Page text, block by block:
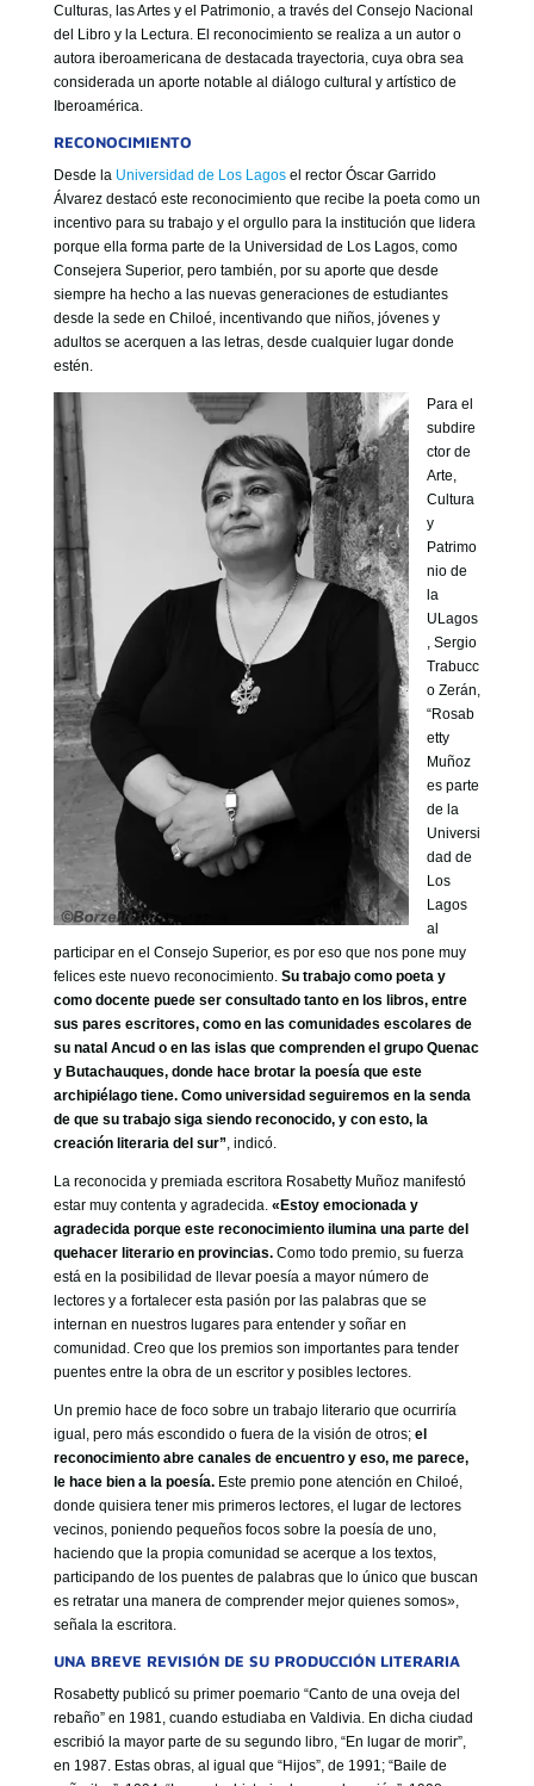
Culturas, las Artes y el Patrimonio, a través del Consejo Nacional
del Libro y la Lectura. El reconocimiento se realiza a un autor o
autora iberoamericana de destacada trayectoria, cuya obra sea
considerada un aporte notable al diálogo cultural y artístico de
Iberoamérica.
RECONOCIMIENTO
Desde la Universidad de Los Lagosel rector Óscar Garrido
Álvarez destacó este reconocimiento que recibe la poeta como un
incentivo para su trabajo y el orgullo para la institución que lidera
porque ella forma parte de la Universidad de Los Lagos, como
Consejera Superior, pero también, por su aporte que desde
siempre ha hecho a las nuevas generaciones de estudiantes
desde la sede en Chiloé, incentivando que niños, jóvenes y
adultos se acerquen a las letras, desde cualquier lugar donde
estén.
Para el
subdire
ctor de
Arte,
Cultura
y
Patrimo
nio de
la
ULagos
, Sergio
Trabucc
o Zerán,
“Rosab
etty
Muñoz
es parte
de la
Universi
dad de
Los
Lagos
al
participar en el Consejo Superior, es por eso que nos pone muy
felices este nuevo reconocimiento. Su trabajo como poeta y
como docente puede ser consultado tanto en los libros, entre
sus pares escritores, como en las comunidades escolares de
su natal Ancud o en las islas que comprenden el grupo Quenac
y Butachauques, donde hace brotar la poesía que este
archipiélago tiene. Como universidad seguiremos en la senda
de que su trabajo siga siendo reconocido, y con esto, la
creación literaria del sur”, indicó.
La reconocida y premiada escritora Rosabetty Muñoz manifestó
estar muy contenta y agradecida. «Estoy emocionada y
agradecida porque este reconocimiento ilumina una parte del
quehacer literario en provincias.Como todo premio, su fuerza
está en la posibilidad de llevar poesía a mayor número de
lectores y a fortalecer esta pasión por las palabras que se
internan en nuestros lugares para entender y soñar en
comunidad. Creo que los premios son importantes para tender
puentes entre la obra de un escritor y posibles lectores.
Un premio hace de foco sobre un trabajo literario que ocurriría
igual, pero más escondido o fuera de la visión de otros; el
reconocimiento abre canales de encuentro y eso, me parece,
le hace bien a la poesía.Este premio pone atención en Chiloé,
donde quisiera tener mis primeros lectores, el lugar de lectores
vecinos, poniendo pequeños focos sobre la poesía de uno,
haciendo que la propia comunidad se acerque a los textos,
participando de los puentes de palabras que lo único que buscan
es retratar una manera de comprender mejor quienes somos»,
señala la escritora.
UNA BREVE REVISIÓN DE SU PRODUCCIÓN LITERARIA
Rosabetty publicó su primer poemario “Canto de una oveja del
rebaño” en 1981, cuando estudiaba en Valdivia. En dicha ciudad
escribió la mayor parte de su segundo libro, “En lugar de morir”,
en 1987. Estas obras, al igual que “Hijos”, de 1991; “Baile de